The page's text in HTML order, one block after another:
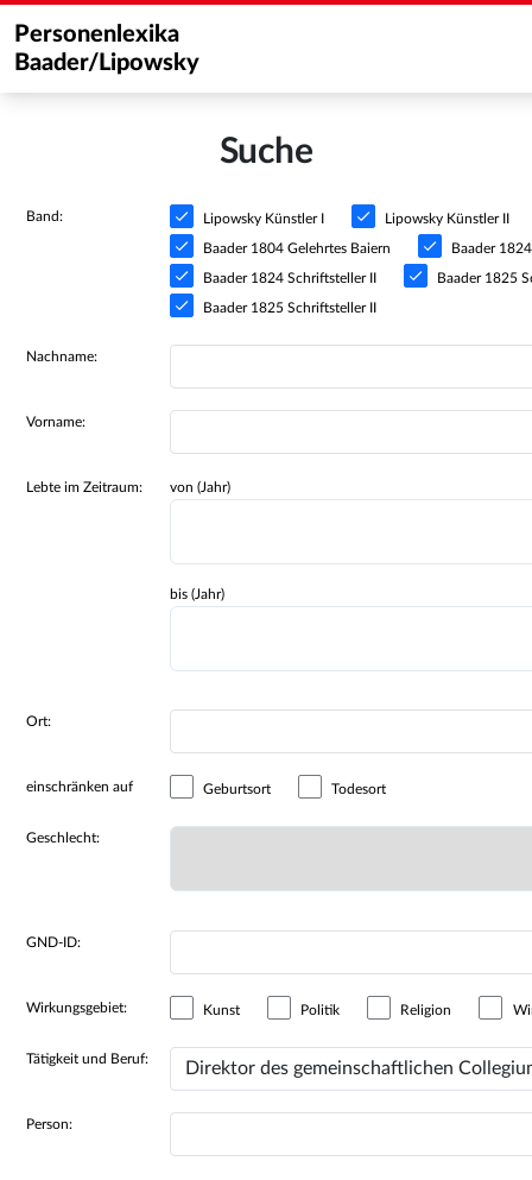
Personenlexika
Baader/Lipowsky
Suche
Band: Lipowsky Künstler I Lipowsky Künstler II
Baader 1804 Gelehrtes Baiern Baader
Baader 1824 Schriftsteller II Baader 1825
Baader 1825 Schriftsteller II
Nachname:
Vorname:
Lebte im Zeitraum: von (Jahr)
bis (Jahr)
Ort:
einschränken auf Geburtsort Todesort
Geschlecht:
GND-ID:
Wirkungsgebiet: Kunst Politik Religion
Tätigkeit und Beruf:
Person: